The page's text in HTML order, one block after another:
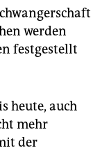
werden
festgestellt
heute, auch
mehr
der